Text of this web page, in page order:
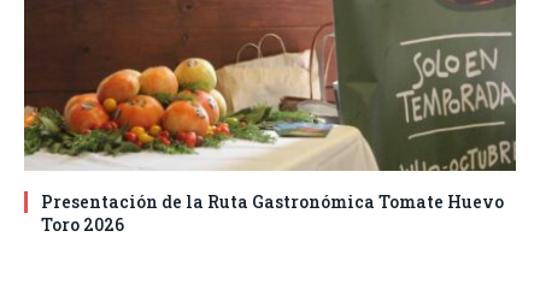
Presentación de la Ruta Gastronómica Tomate Huevo
Toro 2026